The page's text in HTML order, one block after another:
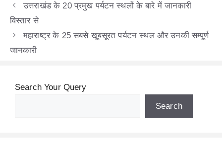
उत्तराखंड के 20 प्रमुख पर्यटन स्थलों के बारे में जानकारी
विस्तार से
महाराष्ट्र के 25 सबसे खूबसूरत पर्यटन स्थल और उनकी सम्पूर्ण
जानकारी
Search Your Query
Search